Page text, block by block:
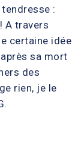
:
A travers
certaine idée
sa mort
des
rien, je le